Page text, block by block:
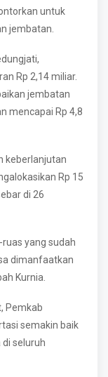
untuk
jembatan.
Rp 2,14 miliar.
jembatan
mencapai Rp 4,8
keberlanjutan
Rp 15
di 26
yang sudah
dimanfaatkan
Kurnia.
Pemkab
semakin baik
seluruh